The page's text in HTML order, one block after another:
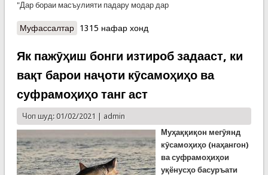
"Дар бораи масъулияти падару модар дар
Муфассалтаро Мулоқоти ҳайати шахсии Кумитаи ҳолатҳои
1315 нафар хонд
Як пажӯҳиш бонги изтироб задааст, ки
вақт барои наҷоти кӯсамоҳиҳо ва
суфрамоҳиҳо танг аст
Чоп шуд: 01/02/2021 | admin
Муҳаққиқон мегӯянд
кӯсамоҳиҳо (наҳангон)
ва суфрамоҳиҳои
уқёнусҳо басуръати